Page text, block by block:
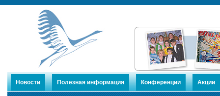
Новости Полезная информация Конференции Акции